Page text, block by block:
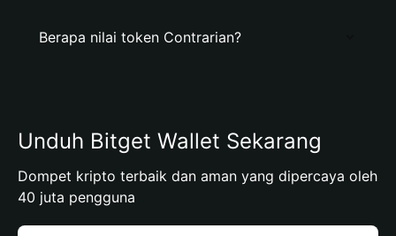
Berapa nilai token Contrarian?
Unduh Bitget Wallet Sekarang
Dompet kripto terbaik dan aman yang dipercaya oleh
40 juta pengguna